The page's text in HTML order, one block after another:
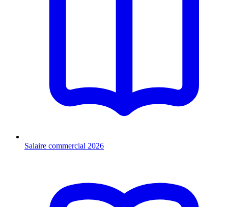
Salaire commercial 2026